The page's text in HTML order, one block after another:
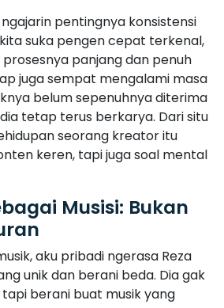
pentingnya konsistensi
suka pengen cepat terkenal,
panjang dan penuh
juga sempat mengalami masa
belum sepenuhnya diterima
tetap terus berkarya. Dari situ
seorang kreator itu
keren, tapi juga soal mental
Musisi: Bukan
aku pribadi ngerasa Reza
unik dan berani beda. Dia gak
berani buat musik yang